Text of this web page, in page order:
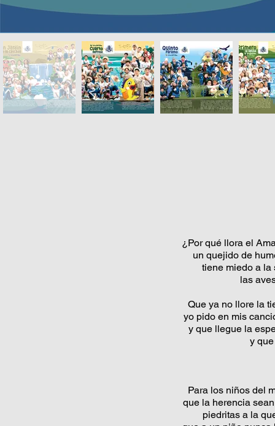
¿Por qué llora el
un quejido de
tiene miedo a la
las
Que ya no llore la
yo pido en mis
y que llegue la
y
Para los niños del
que la herencia
piedritas a la